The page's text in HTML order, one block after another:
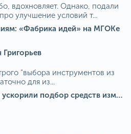
вдохновляет. Однако, подали
улучшение условий т...
«Фабрика идей» на МГОКе
"выбора инструментов из
для из...
На ОДК-Сатурн в 30 раз ускорили подбор средств измерения для контроля качества продукции